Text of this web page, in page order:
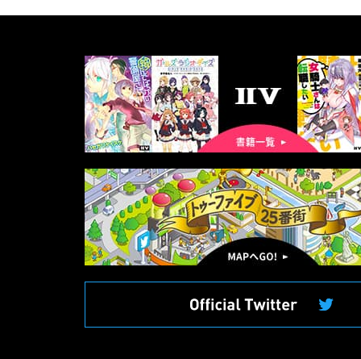
書
籍
一
覧
マ
ッ
プ
へ